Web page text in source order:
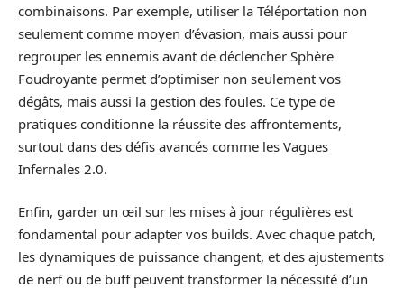
combinaisons. Par exemple, utiliser la Téléportation non
seulement comme moyen d’évasion, mais aussi pour
regrouper les ennemis avant de déclencher Sphère
Foudroyante permet d’optimiser non seulement vos
dégâts, mais aussi la gestion des foules. Ce type de
pratiques conditionne la réussite des affrontements,
surtout dans des défis avancés comme les Vagues
Infernales 2.0.
Enfin, garder un œil sur les mises à jour régulières est
fondamental pour adapter vos builds. Avec chaque patch,
les dynamiques de puissance changent, et des ajustements
de nerf ou de buff peuvent transformer la nécessité d’un